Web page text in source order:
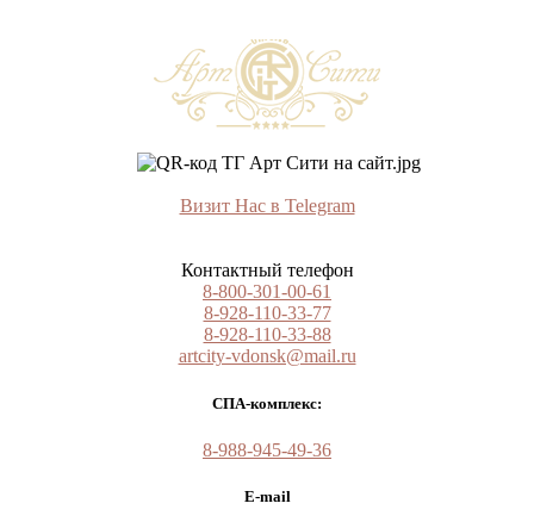
Визит Нас в Telegram
Контактный телефон
8-800-301-00-61
8-928-110-33-77
8-928-110-33-88
artcity-vdonsk@mail.ru
СПА-комплекс:
8-988-945-49-36
E-mail